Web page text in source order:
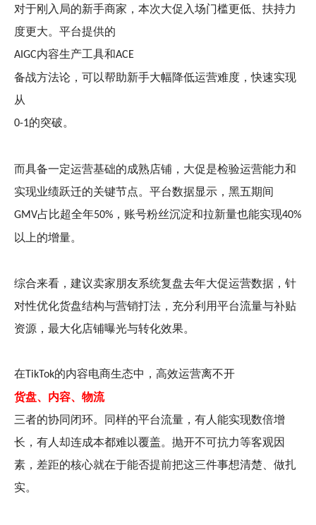
对于刚入局的新手商家，本次大促入场门槛更低、扶持力
度更大。平台提供的
AIGC内容生产工具和ACE
备战方法论，可以帮助新手大幅降低运营难度，快速实现
从
0-1的突破。
而具备一定运营基础的成熟店铺，大促是检验运营能力和
实现业绩跃迁的关键节点。平台数据显示，黑五期间
GMV占比超全年50% ，账号粉丝沉淀和拉新量也能实现40%
以上的增量。
综合来看，建议卖家朋友系统复盘去年大促运营数据，针
对性优化货盘结构与营销打法，充分利用平台流量与补贴
资源，最大化店铺曝光与转化效果。
在TikTok的内容电商生态中，高效运营离不开
货盘、内容、物流
三者的协同闭环。同样的平台流量，有人能实现数倍增
长，有人却连成本都难以覆盖。抛开不可抗力等客观因
素，差距的核心就在于能否提前把这三件事想清楚、做扎
实。